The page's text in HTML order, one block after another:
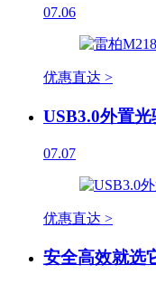
07.06
优惠直达 >
USB3.0外置光
07.07
优惠直达 >
安全高效就选